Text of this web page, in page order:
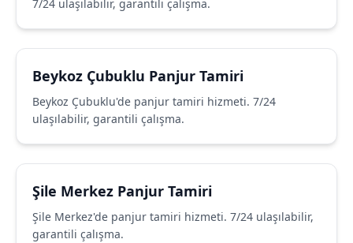
7/24 ulaşılabilir, garantili çalışma.
Beykoz Çubuklu Panjur Tamiri
Beykoz Çubuklu'de panjur tamiri hizmeti. 7/24
ulaşılabilir, garantili çalışma.
Şile Merkez Panjur Tamiri
Şile Merkez'de panjur tamiri hizmeti. 7/24 ulaşılabilir,
garantili çalışma.